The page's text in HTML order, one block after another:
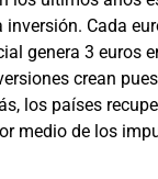
inversión. Cada
genera 3 euros
crean
los países
medio de los